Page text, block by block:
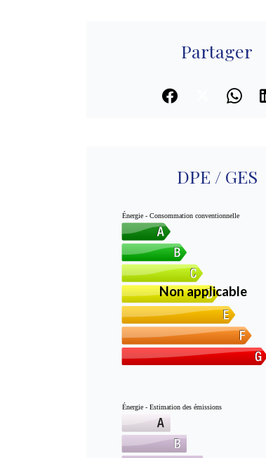
Partager
DPE / GES
Énergie - Consommation conventionnelle
Non applicable
Énergie - Estimation des émissions